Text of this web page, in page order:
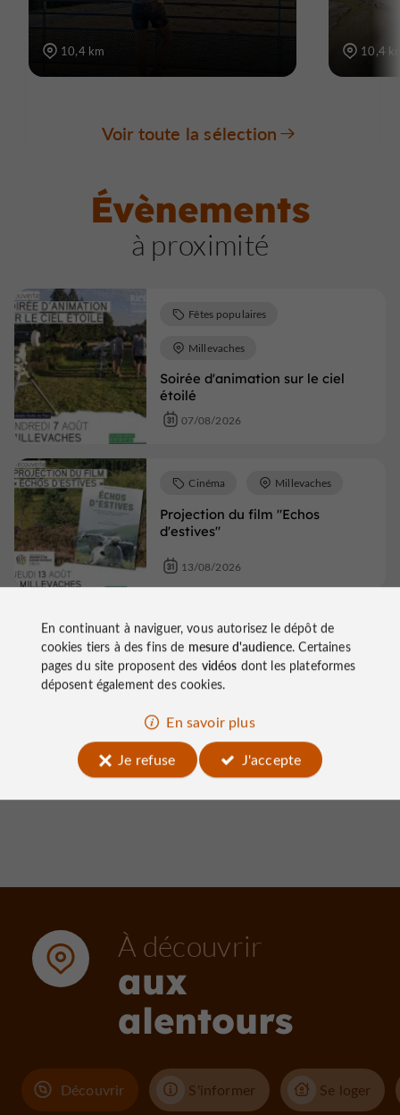
10,4 km 10,4
Voir toute la sélection
Évènements
à proximité
Soirée d'animation sur le ciel
étoilé
Fêtes populaires
Millevaches
07/08/2026
Projection du film "Echos
d'estives"
Cinéma Millevaches
13/08/2026
Sous le ciel étoilé de Millevaches
Fêtes populaires
Millevaches
21/08/2026
À découvrir
aux
alentours
Découvrir S'informer Se loger
En continuant à naviguer, vous autorisez le dépôt de
cookies tiers à des fins de mesure d'audience. Certaines
pages du site proposent des vidéos dont les plateformes
déposent également des cookies.
En savoir plus
Je refuse
J'accepte